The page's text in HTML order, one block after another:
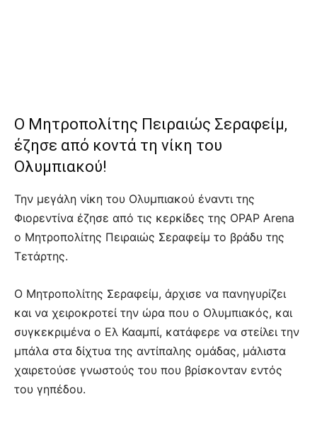
Ο Μητροπολίτης Πειραιώς Σεραφείμ,
έζησε από κοντά τη νίκη του
Ολυμπιακού!
Την μεγάλη νίκη του Ολυμπιακού έναντι της
Φιορεντίνα έζησε από τις κερκίδες της OPAP Arena
ο Μητροπολίτης Πειραιώς Σεραφείμ το βράδυ της
Τετάρτης.
Ο Μητροπολίτης Σεραφείμ, άρχισε να πανηγυρίζει
και να χειροκροτεί την ώρα που ο Ολυμπιακός, και
συγκεκριμένα ο Ελ Κααμπί, κατάφερε να στείλει την
μπάλα στα δίχτυα της αντίπαλης ομάδας, μάλιστα
χαιρετούσε γνωστούς του που βρίσκονταν εντός
του γηπέδου.